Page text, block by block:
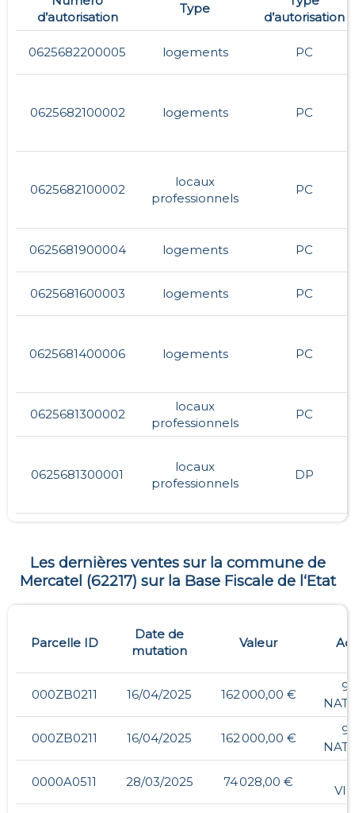
d’autorisation
Type
d’autorisation
0625682200005 logements PC
0625682100002 logements PC
0625682100002
locaux
professionnels
PC
0625681900004 logements PC
0625681600003 logements PC
0625681400006 logements PC
0625681300002
locaux
professionnels
PC
0625681300001
locaux
professionnels
DP
Les dernières ventes sur la commune de
Mercatel (62217) sur la Base Fiscale de l‘Etat
Parcelle ID
Date de
mutation
Valeur
000ZB0211 16/04/2025 162 000,00 €
9,
000ZB0211 16/04/2025 162 000,00 €
9,
0000A0511 28/03/2025 74 028,00 €